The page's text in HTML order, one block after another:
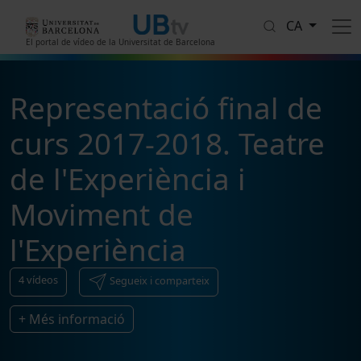
El portal de vídeo de la Universitat de Barcelona
CA
Representació final de
curs 2017-2018. Teatre
de l'Experiència i
Moviment de
l'Experiència
4vídeos Segueix i comparteix
+ Més informació